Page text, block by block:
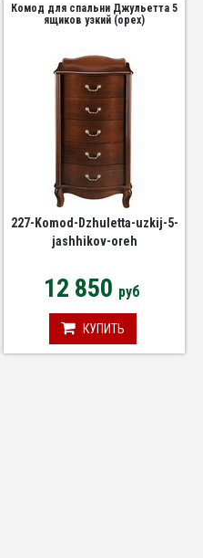
Комод для спальни Джульетта 5
ящиков узкий (орех)
227-Komod-Dzhuletta-uzkij-5-
jashhikov-oreh
12 850 руб
КУПИТЬ